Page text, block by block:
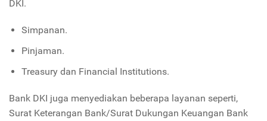
DKI.
Simpanan.
Pinjaman.
Treasury dan Financial Institutions.
Bank DKI juga menyediakan beberapa layanan seperti,
Surat Keterangan Bank/Surat Dukungan Keuangan Bank